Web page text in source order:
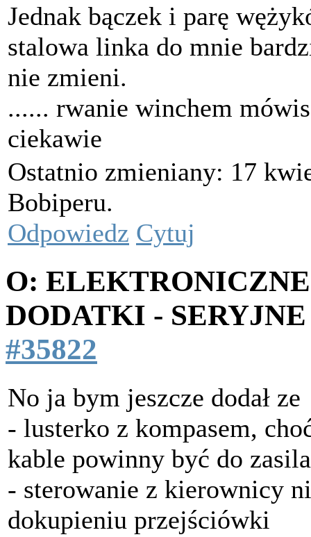
Jednak bączek i parę
stalowa linka do mnie
nie zmieni.
...... rwanie winchem
ciekawie
Ostatnio zmieniany: 17
Bobiperu.
Odpowiedz Cytuj
O:
DODATKI -
#35822
No ja bym jeszcze dodał ze
- lusterko z kompasem,
kable powinny być do
- sterowanie z kierownicy
dokupieniu przejściówki